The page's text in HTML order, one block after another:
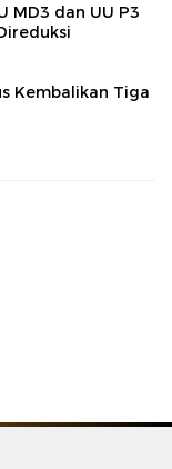
MD3 dan UU P3
Kembalikan Tiga